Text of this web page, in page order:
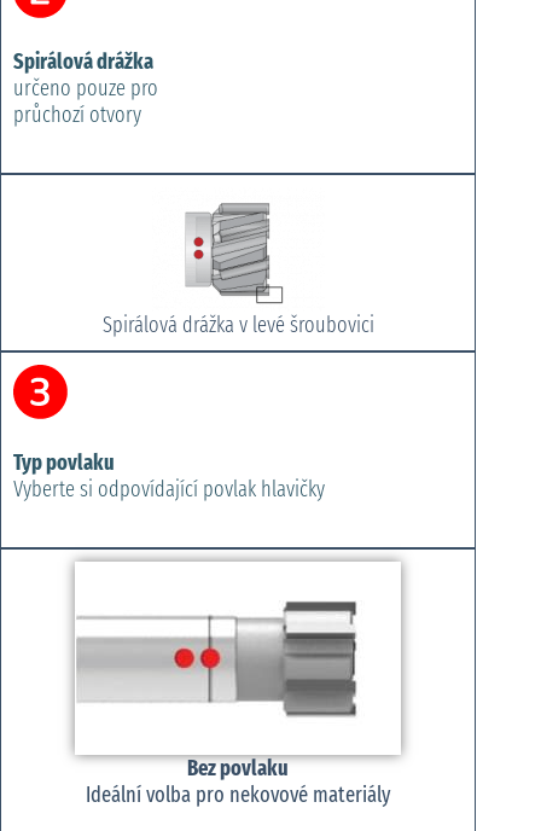
Spirálová drážka
určeno pouze pro
průchozí otvory
Spirálová drážka v levé šroubovici
Typ povlaku
Vyberte si odpovídající povlak hlavičky
Bez povlaku
Ideální volba pro nekovové materiály